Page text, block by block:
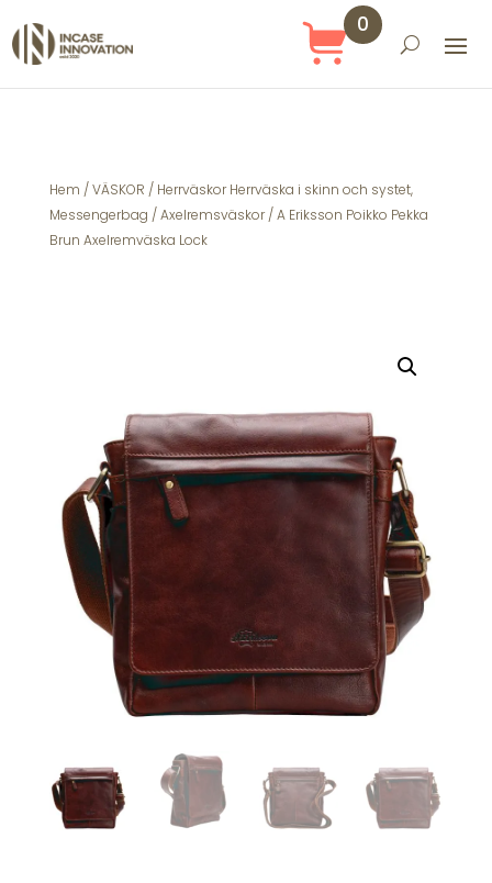
0
Hem /VÄSKOR / Herrväskor Herrväska i skinn och systet,
Messengerbag /Axelremsväskor/ A Eriksson Poikko Pekka
Brun Axelremväska Lock